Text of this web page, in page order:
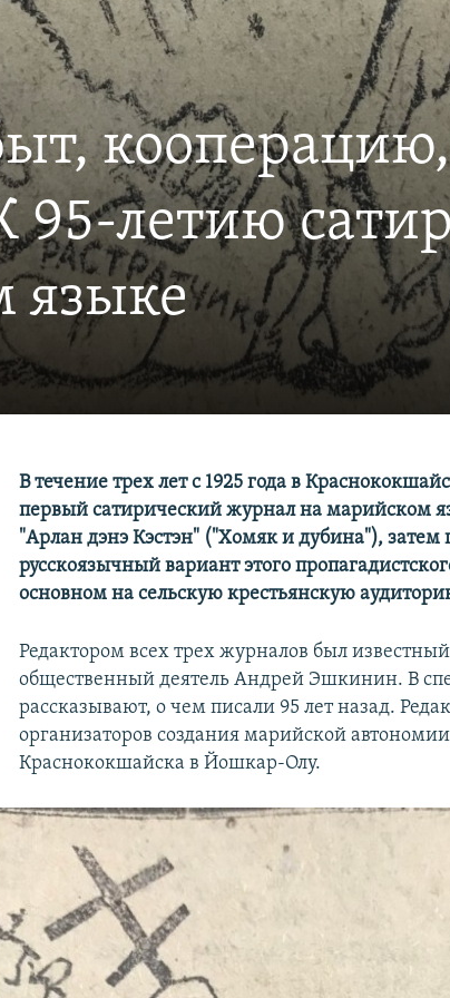
95-летию
языке
В течение трех лет с 1925 года в
первый сатирический журнал на марийском
"Арлан дэнэ Кэстэн" ("Хомяк и дубина"), затем
русскоязычный вариант этого
основном на сельскую крестьянскую
Редактором всех трех журналов был
общественный деятель Андрей Эшкинин. В
рассказывают, о чем писали 95 лет назад.
организаторов создания марийской
Краснококшайска в Йошкар-Олу.